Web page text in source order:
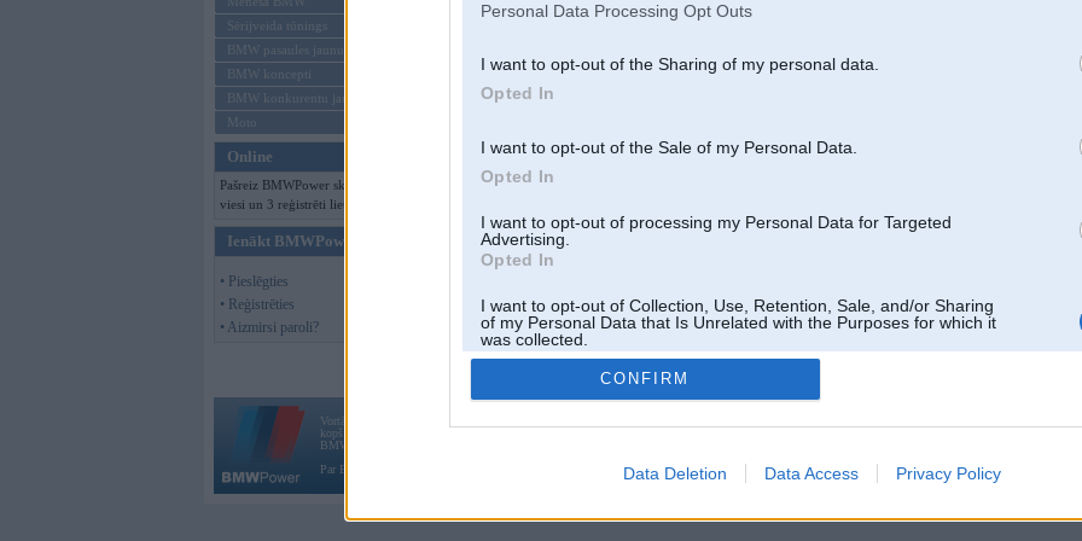
Personal Data Processing Opt Outs
I want to opt-out of the Sharing of my personal data.
Opted In
I want to opt-out of the Sale of my Personal Data.
Opted In
I want to opt-out of processing my Personal Data for Targeted
Advertising.
Opted In
I want to opt-out of Collection, Use, Retention, Sale, and/or Sharing
of my Personal Data that Is Unrelated with the Purposes for which it
was collected.
Opted Out
CONFIRM
Data Deletion Data Access Privacy Policy
Sērijveida tūnings
BMW pasaules jaunumi
BMW koncepti
BMW konkurentu jaunumi
Moto
Online
Pašreiz BMWPower skatās 249
viesi un 3 reģistrēti lietotāji.
Ienākt BMWPower
• Pieslēgties
• Reģistrēties
• Aizmirsi paroli?
Vortāls BMWPower.lv darbojas
kopš 2002. gada 14. maija. Tas nav auto klubs un nav saistīts ar
BMW AG.
Par BMWPower